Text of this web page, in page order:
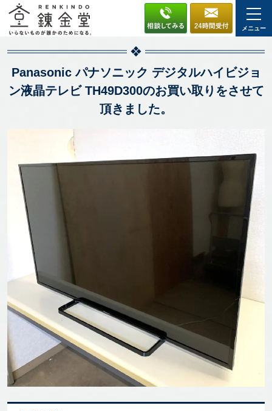
メニュー
Panasonic パナソニック デジタルハイビジョ
ン液晶テレビ TH49D300のお買い取りをさせて
頂きました。